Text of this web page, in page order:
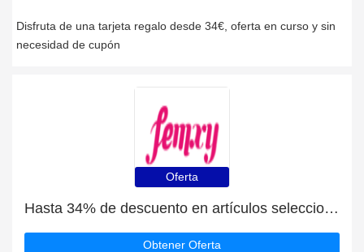
Disfruta de una tarjeta regalo desde 34€, oferta en curso y sin
necesidad de cupón
Oferta
Hasta 34% de descuento en artículos seleccionados
Obtener Oferta